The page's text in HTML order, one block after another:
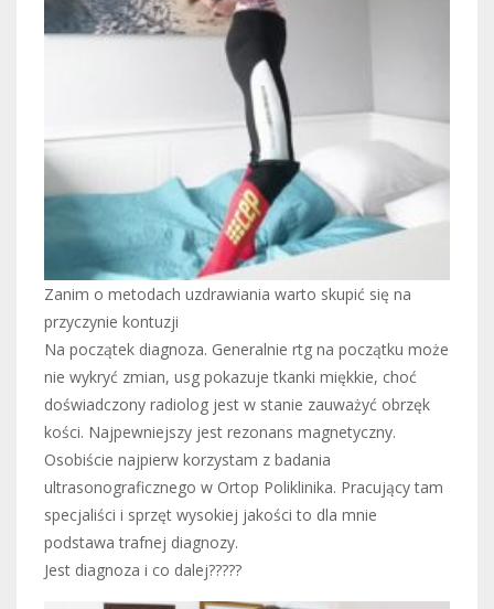
Zanim o metodach uzdrawiania warto skupić się na
przyczynie kontuzji
Na początek diagnoza. Generalnie rtg na początku może
nie wykryć zmian, usg pokazuje tkanki miękkie, choć
doświadczony radiolog jest w stanie zauważyć obrzęk
kości. Najpewniejszy jest rezonans magnetyczny.
Osobiście najpierw korzystam z badania
ultrasonograficznego w Ortop Poliklinika. Pracujący tam
specjaliści i sprzęt wysokiej jakości to dla mnie
podstawa trafnej diagnozy.
Jest diagnoza i co dalej?????